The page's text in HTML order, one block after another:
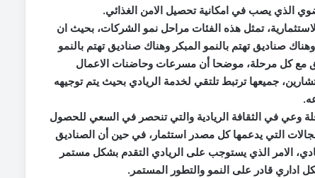
الذي يصب في امكانية تحصيل الامن الغذائي.
الاستثمارية، تمثل هذه الفئات مراحل نمو الشركات، بحيث ان
صناديق تهتم بالنمو المبكر وهناك صناديق تهتم بالنمو
مع كل مرحلة، موضحا أن مسرعات وحاضنات الاعمال
جميعها ترتبط تلتقي لخدمة الريادي بحيث يتم توجيهه
وعي في الثقافة الريادية والتي تنحصر في السعي للحصول
التي يدعمها كل مصدر استثمار، في حين أن الصناديق
الامر الذي يستوجب على الريادي التقدم بشكل مستمر
اداري قادر على النمو والتطور المستمر.